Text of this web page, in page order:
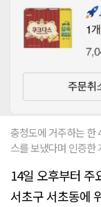
충청도에 거주하는 한
스를 보냈다며 인증한
14일 오후부터 주
서초구 서초동에